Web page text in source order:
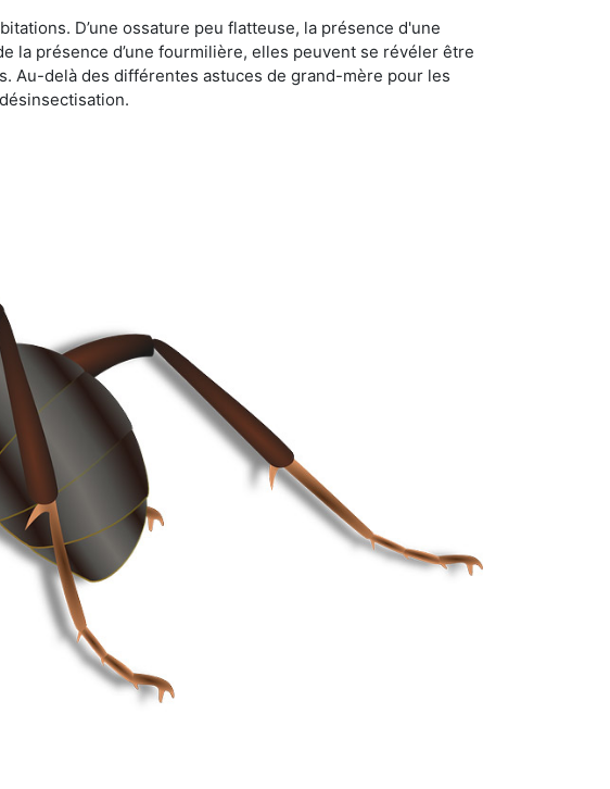
D’une ossature peu flatteuse, la présence d'une
la présence d’une fourmilière, elles peuvent se révéler être
Au-delà des différentes astuces de grand-mère pour les